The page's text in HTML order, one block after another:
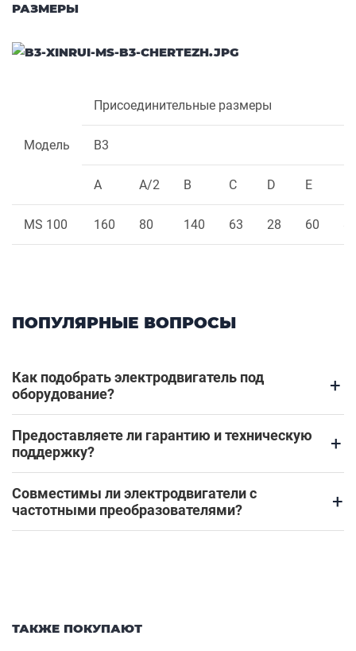
РАЗМЕРЫ
Модель
Присоединительные размеры
B3
A A/2 B C D E
MS 100 160 80 140 63 28 60
ПОПУЛЯРНЫЕ ВОПРОСЫ
Как подобрать электродвигатель под
оборудование?
+
Предоставляете ли гарантию и техническую
поддержку?
+
Совместимы ли электродвигатели с
частотными преобразователями?
+
ТАКЖЕ ПОКУПАЮТ